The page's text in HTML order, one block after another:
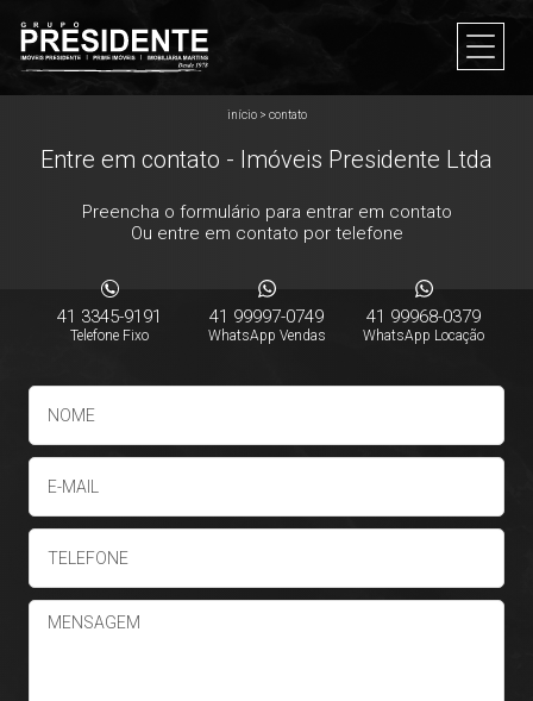
início> contato
Entre em contato - Imóveis Presidente Ltda
Preencha o formulário para entrar em contato
Ou entre em contato por telefone
41 3345-9191
Telefone Fixo
41 99997-0749
WhatsApp Vendas
41 99968-0379
WhatsApp Locação